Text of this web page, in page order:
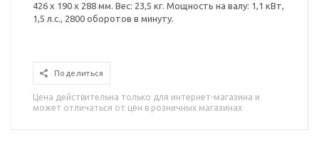
426 х 190 х 288 мм. Вес: 23,5 кг. Мощность на валу: 1,1 кВт,
1,5 л.с., 2800 оборотов в минуту.
Поделиться
Цена действительна только для интернет-магазина и
может отличаться от цен в розничных магазинах